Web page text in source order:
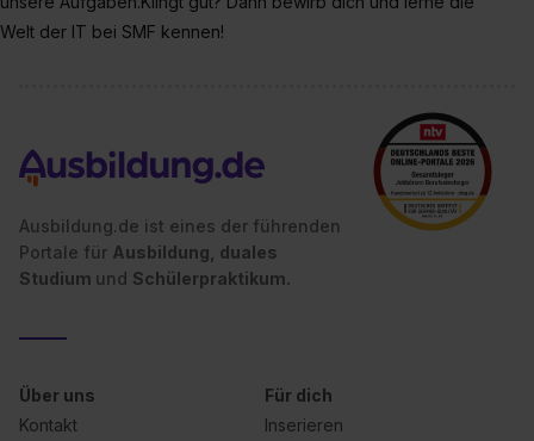
Einzelfall bei dem jeweiligen Inhalt erteilen. Willst du nur
bestimmte Verwendungszwecke zulassen, triff deine
der Kategorien „Präferenzen“, „Statistiken“ und „Social
Media und Marketing“ umfasst hierbei die Einwilligung
zur Übermittlung deiner Daten in die USA (Art. 49 Abs. 1
S. 1 lit. a) DS-GVO). Die USA verfügen über kein
angemessenes Datenschutzniveau (EuGH – Schrems
II). Du kannst die von dir erteilte Einwilligung jederzeit mit
Wirkung für die Zukunft ganz oder teilweise über unsere
zeigen“. Weitere Informationen: Datenschutzerklärung
Impressum
Welt der IT bei SMF kennen!
Ausbildung.de ist eines der führenden
Portale für Ausbildung, duales
Studium und Schülerpraktikum.
Über uns
Kontakt
Für dich
Inserieren